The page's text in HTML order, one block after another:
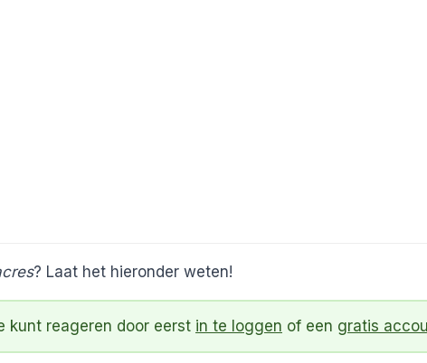
? Laat het hieronder weten!
kunt reageren door eerst in te loggen of een gratis